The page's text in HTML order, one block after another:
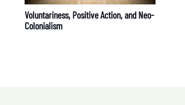
Voluntariness, Positive Action, and Neo-
Colonialism